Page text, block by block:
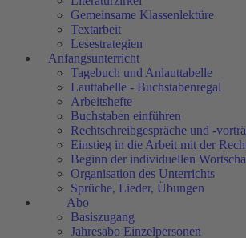
Gemeinsame Klassenlektüre
Textarbeit
Lesestrategien
Anfangsunterricht
Tagebuch und Anlauttabelle
Lauttabelle - Buchstabenregal
Arbeitshefte
Buchstaben einführen
Rechtschreibgespräche und -
Einstieg in die Arbeit mit der
Beginn der individuellen
Organisation des Unterrichts
Sprüche, Lieder, Übungen
Abo
Basiszugang
Jahresabo Einzelpersonen